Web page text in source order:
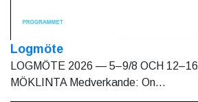
Logmöte
LOGMÖTE 2026 — 5–9/8 OCH
MÖKLINTA Medverkande: On...